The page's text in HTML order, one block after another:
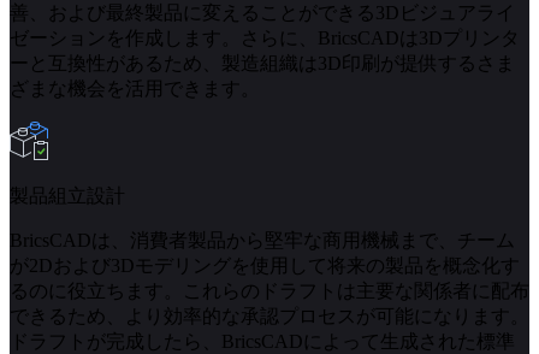
善、および最終製品に変えることができる3Dビジュアライ
ゼーションを作成します。さらに、BricsCADは3Dプリンタ
ーと互換性があるため、製造組織は3D印刷が提供するさま
ざまな機会を活用できます。
製品組立設計
BricsCADは、消費者製品から堅牢な商用機械まで、チーム
が2Dおよび3Dモデリングを使用して将来の製品を概念化す
るのに役立ちます。これらのドラフトは主要な関係者に配布
できるため、より効率的な承認プロセスが可能になります。
ドラフトが完成したら、BricsCADによって生成された標準